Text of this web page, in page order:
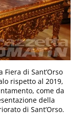
di Sant’Orso
rispetto al 2019,
come da
della
di Sant’Orso.